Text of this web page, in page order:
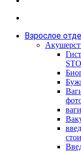
Взрослое